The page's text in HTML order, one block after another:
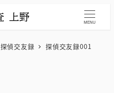
MENU
探偵交友録
探偵交友録001